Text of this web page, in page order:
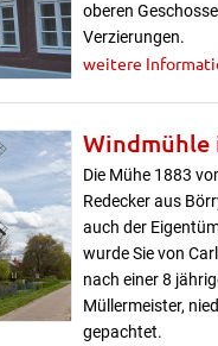
oberen
Verzierungen.
weitere
Windmühle
Die Mühe 1883
Redecker aus
auch der
wurde Sie von
nach einer 8
Müllermeister,
gepachtet.